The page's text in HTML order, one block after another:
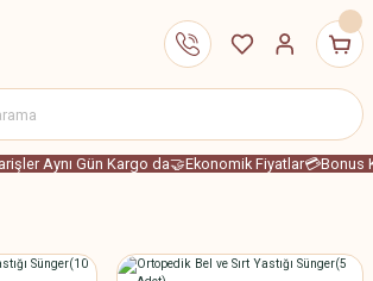
Aynı Gün Kargo da🤝Ekonomik Fiyatlar💳Bonus